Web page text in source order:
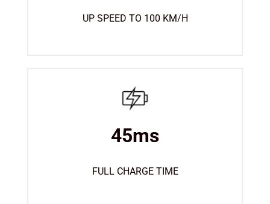
UP SPEED TO 100 KM/H
45ms
FULL CHARGE TIME